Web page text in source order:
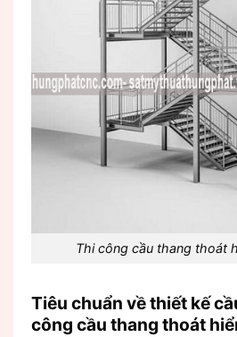
Thi công cầu thang thoát
Tiêu chuẩn về thiết kế
công cầu thang thoát